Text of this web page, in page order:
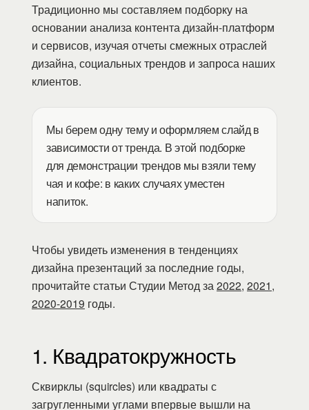
Традиционно мы составляем подборку на
основании анализа контента дизайн-платформ
и сервисов, изучая отчеты смежных отраслей
дизайна, социальных трендов и запроса наших
клиентов.
Мы берем одну тему и оформляем слайд в
зависимости от тренда. В этой подборке
для демонстрации трендов мы взяли тему
чая и кофе: в каких случаях уместен
напиток.
Чтобы увидеть изменения в тенденциях
дизайна презентаций за последние годы,
прочитайте статьи Студии Метод за 2022, 2021,
2020-2019 годы.
1. Квадратокружность
Сквирклы (squircles) или квадраты с
загругленными углами впервые вышли на